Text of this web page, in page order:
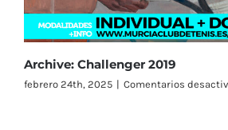
Archive: Challenger 2019
febrero 24th, 2025 | Comentarios